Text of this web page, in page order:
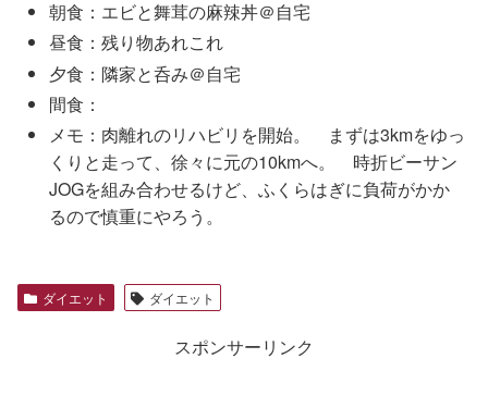
朝食：エビと舞茸の麻辣丼＠自宅
昼食：残り物あれこれ
夕食：隣家と呑み＠自宅
間食：
メモ：肉離れのリハビリを開始。 まずは3kmをゆっ
くりと走って、徐々に元の10kmへ。 時折ビーサン
JOGを組み合わせるけど、ふくらはぎに負荷がかか
るので慎重にやろう。
ダイエット ダイエット
スポンサーリンク